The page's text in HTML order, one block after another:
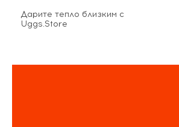
Дарите тепло близким с
Uggs.Store